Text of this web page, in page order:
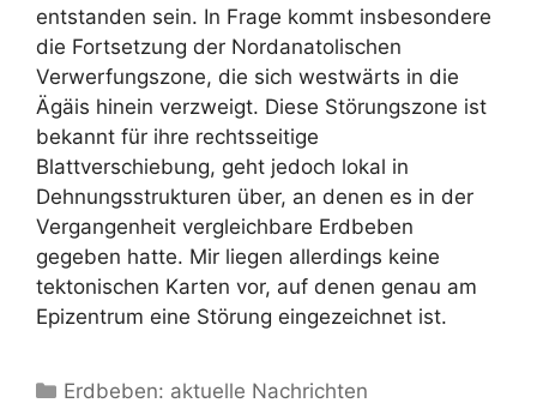
entstanden sein. In Frage kommt insbesondere
die Fortsetzung der Nordanatolischen
Verwerfungszone, die sich westwärts in die
Ägäis hinein verzweigt. Diese Störungszone ist
bekannt für ihre rechtsseitige
Blattverschiebung, geht jedoch lokal in
Dehnungsstrukturen über, an denen es in der
Vergangenheit vergleichbare Erdbeben
gegeben hatte. Mir liegen allerdings keine
tektonischen Karten vor, auf denen genau am
Epizentrum eine Störung eingezeichnet ist.
Kategorien
Erdbeben: aktuelle Nachrichten